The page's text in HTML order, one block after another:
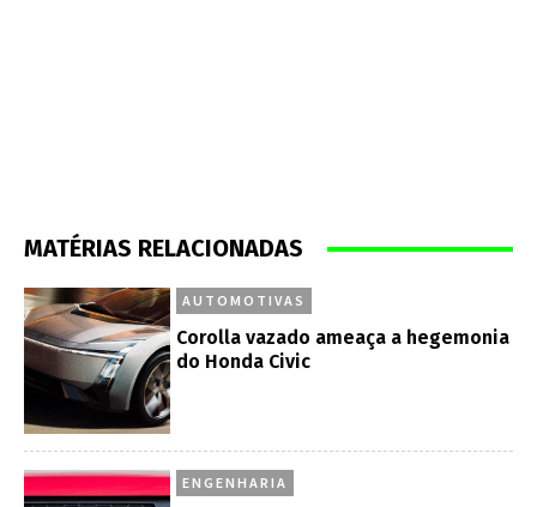
MATÉRIAS RELACIONADAS
AUTOMOTIVAS
Corolla vazado ameaça a hegemonia
do Honda Civic
ENGENHARIA